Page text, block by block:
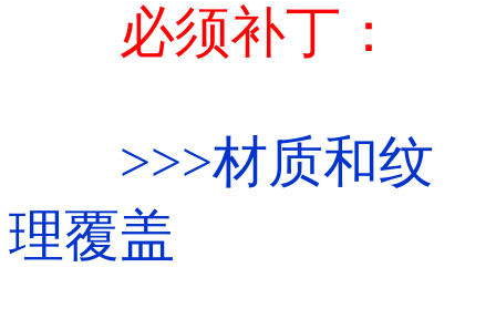
必须补丁：
>>>材质和纹
理覆盖